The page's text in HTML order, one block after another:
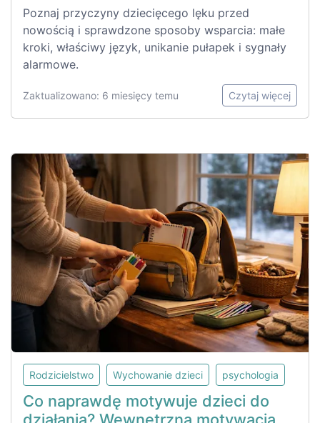
Poznaj przyczyny dziecięcego lęku przed
nowością i sprawdzone sposoby wsparcia: małe
kroki, właściwy język, unikanie pułapek i sygnały
alarmowe.
Zaktualizowano: 6 miesięcy temu Czytaj więcej
Rodzicielstwo Wychowanie dzieci psychologia
Co naprawdę motywuje dzieci do
działania? Wewnętrzna motywacja